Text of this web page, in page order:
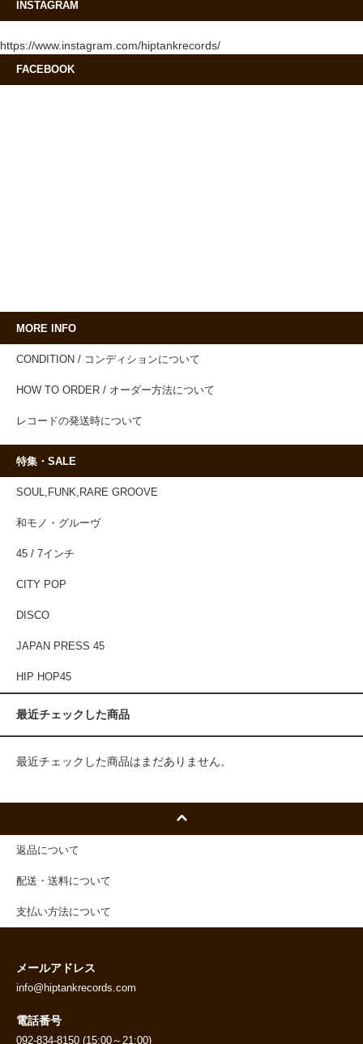
INSTAGRAM
https://www.instagram.com/hiptankrecords/
FACEBOOK
MORE INFO
CONDITION / コンディションについて
HOW TO ORDER / オーダー方法について
レコードの発送時について
特集・SALE
SOUL,FUNK,RARE GROOVE
和モノ・グルーヴ
45 / 7インチ
CITY POP
DISCO
JAPAN PRESS 45
HIP HOP45
最近チェックした商品
最近チェックした商品はまだありません。
返品について
配送・送料について
支払い方法について
メールアドレス
info@hiptankrecords.com
電話番号
092-834-8150 (15:00～21:00)